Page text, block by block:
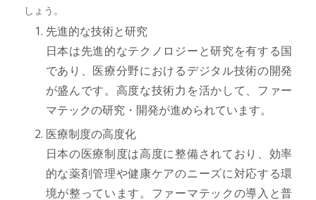
しょう。
先進的な技術と研究
日本は先進的なテクノロジーと研究を有する国
であり、医療分野におけるデジタル技術の開発
が盛んです。高度な技術力を活かして、ファー
マテックの研究・開発が進められています。
医療制度の高度化
日本の医療制度は高度に整備されており、効率
的な薬剤管理や健康ケアのニーズに対応する環
境が整っています。ファーマテックの導入と普